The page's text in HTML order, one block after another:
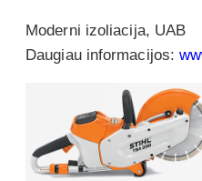
Moderni izoliacija, UAB
Daugiau informacijos: